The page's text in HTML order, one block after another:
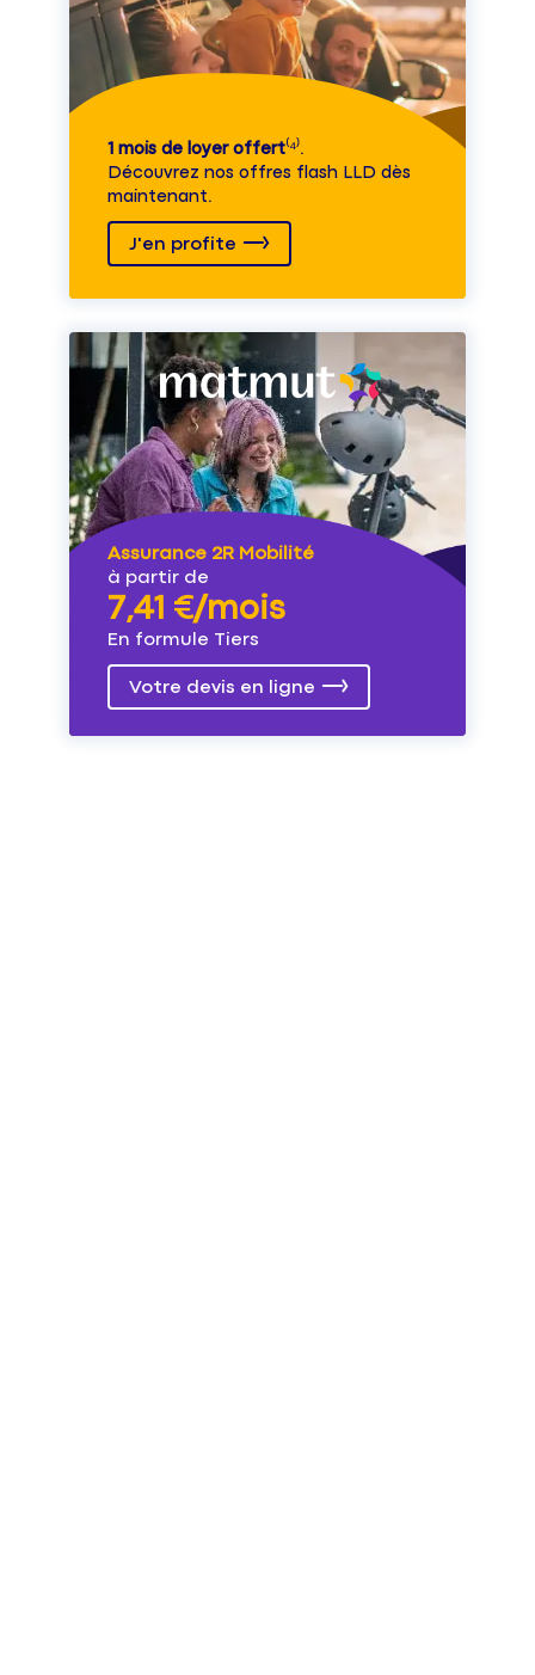
1 mois de loyer offert⁽⁴⁾.
Découvrez nos offres flash LLD dès
maintenant.
J'en profite
Assurance 2R Mobilité
à partir de
7,41 €/mois
En formule Tiers
Votre devis en ligne